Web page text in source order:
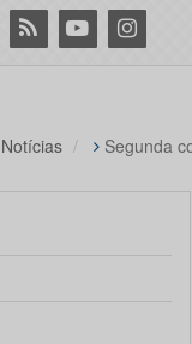
RSS YoutubeInstagram
Notícias Segunda